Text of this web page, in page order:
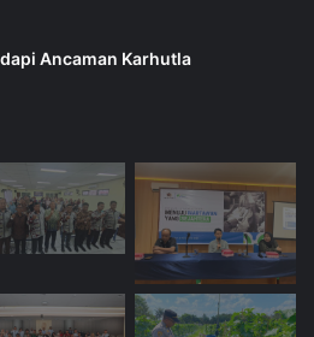
Ancaman Karhutla